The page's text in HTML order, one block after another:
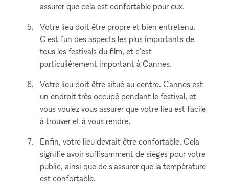
assurer que cela est confortable pour eux.
Votre lieu doit être propre et bien entretenu.
C'est l'un des aspects les plus importants de
tous les festivals du film, et c'est
particulièrement important à Cannes.
Votre lieu doit être situé au centre. Cannes est
un endroit très occupé pendant le festival, et
vous voulez vous assurer que votre lieu est facile
à trouver et à vous rendre.
Enfin, votre lieu devrait être confortable. Cela
signifie avoir suffisamment de sièges pour votre
public, ainsi que de s'assurer que la température
est confortable.